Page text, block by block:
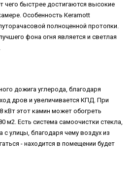
чего быстрее достигаются высокие
Особенность Кеramott
полноценной протопки.
фона огня является и светлая
дожига углерода, благодаря
дров и увеличивается КПД. При
кВт этот камин может обогреть
Есть система самоочистки стекла,
улицы, благодаря чему воздух из
- находится в помещении будет